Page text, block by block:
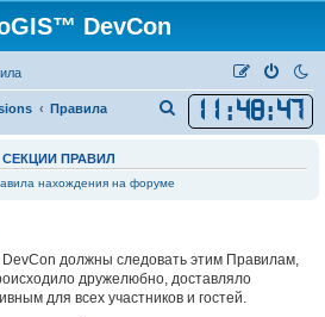
DevCon
Правила 11 :48:48
о
СЕКЦИИ ПРАВИЛ
нахождения на форуме
должны следовать этим Правилам,
дружелюбно, доставляло
для всех участников и гостей.